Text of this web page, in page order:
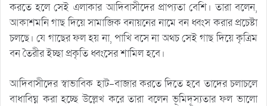
করতে হলে সেই এলাকার আদিবাসীদের প্রাপ্যতা বেশি। তারা বলেন,
আকাশমনি গাছ দিয়ে সামাজিক বনায়নের নামে বন ধ্বংস করার প্রচেষ্টা
চলছে। যে গাছের ফল হয় না, পাখি বসে না অথচ সেই গাছ দিয়ে কৃত্রিম
বন তৈরীর ইচ্ছা প্রকৃতি ধ্বংসের শামিল হবে।
আদিবাসীদের স্বাভাবিক হাট-বাজার করতে দিতে হবে তাদের চলাচলে
বাধাবিঘ্ন করা হচ্ছে উল্লেখ করে তারা বলেন ভূমিদূস্যতার ফল ভালো